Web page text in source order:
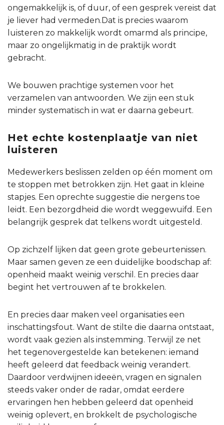
ongemakkelijk is, of duur, of een gesprek vereist dat
je liever had vermeden.Dat is precies waarom
luisteren zo makkelijk wordt omarmd als principe,
maar zo ongelijkmatig in de praktijk wordt
gebracht.
We bouwen prachtige systemen voor het
verzamelen van antwoorden. We zijn een stuk
minder systematisch in wat er daarna gebeurt.
Het echte kostenplaatje van niet
luisteren
Medewerkers beslissen zelden op één moment om
te stoppen met betrokken zijn. Het gaat in kleine
stapjes. Een oprechte suggestie die nergens toe
leidt. Een bezorgdheid die wordt weggewuifd. Een
belangrijk gesprek dat telkens wordt uitgesteld.
Op zichzelf lijken dat geen grote gebeurtenissen.
Maar samen geven ze een duidelijke boodschap af:
openheid maakt weinig verschil. En precies daar
begint het vertrouwen af te brokkelen.
En precies daar maken veel organisaties een
inschattingsfout. Want de stilte die daarna ontstaat,
wordt vaak gezien als instemming. Terwijl ze net
het tegenovergestelde kan betekenen: iemand
heeft geleerd dat feedback weinig verandert.
Daardoor verdwijnen ideeën, vragen en signalen
steeds vaker onder de radar, omdat eerdere
ervaringen hen hebben geleerd dat openheid
weinig oplevert, en brokkelt de psychologische